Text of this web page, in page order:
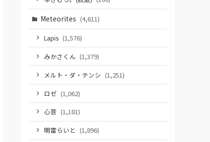
Meteorites (4,611)
Lapis (1,576)
みかさくん (1,379)
メルト・ダ・テンシ (1,251)
ロゼ (1,062)
心音 (1,181)
明雷らいと (1,896)